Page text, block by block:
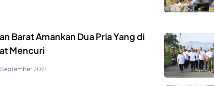
Barat Amankan Dua Pria Yang di
Mencuri
2021